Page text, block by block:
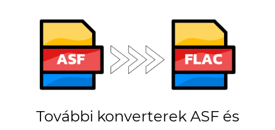
További konverterek ASF és